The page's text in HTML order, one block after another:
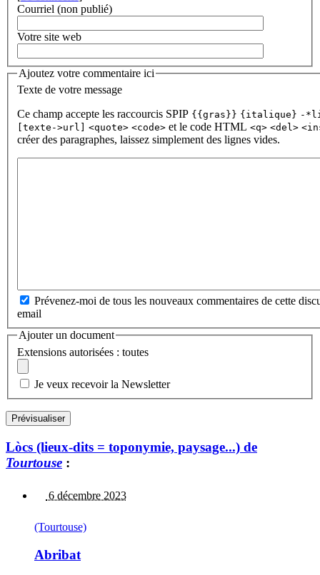
Courriel (non publié)
Votre site web
Ajoutez votre commentaire ici
Texte de votre message
Ce champ accepte les raccourcis SPIP {{gras}} {italique} -
[texte->url]
<quote> <code> et le code HTML <q> <del>
créer des paragraphes, laissez simplement des lignes vides.
Prévenez-moi de tous les nouveaux commentaires de cette
email
Ajouter un document
Extensions autorisées : toutes
Je veux recevoir la Newsletter
Lòcs (lieux-dits = toponymie, paysage...) de
Tourtouse :
6 décembre 2023
(Tourtouse)
Abribat